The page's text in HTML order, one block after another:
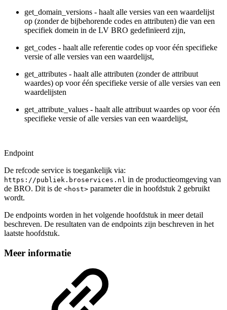
get_domain_versions - haalt alle versies van een waardelijst
op (zonder de bijbehorende codes en attributen) die van een
specifiek domein in de LV BRO gedefinïeerd zijn,
get_codes - haalt alle referentie codes op voor één specifieke
versie of alle versies van een waardelijst,
get_attributes - haalt alle attributen (zonder de attribuut
waardes) op voor één specifieke versie of alle versies van een
waardelijsten
get_attribute_values - haalt alle attribuut waardes op voor één
specifieke versie of alle versies van een waardelijst,
Endpoint
De refcode service is toegankelijk via:
https://publiek.broservices.nl in de productieomgeving van
de BRO. Dit is de <host> parameter die in hoofdstuk 2 gebruikt
wordt.
De endpoints worden in het volgende hoofdstuk in meer detail
beschreven. De resultaten van de endpoints zijn beschreven in het
laatste hoofdstuk.
Meer informatie